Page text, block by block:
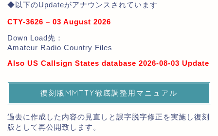
◆以下のUpdateがアナウンスされています
CTY-3626 – 03 August 2026
Down Load先：
Amateur Radio Country Files
Also US Callsign States database 2026-08-03 Update
復刻版MMTTY徹底調整用マニュアル
過去に作成した内容の見直しと誤字脱字修正を実施し復刻
版として再公開致します。